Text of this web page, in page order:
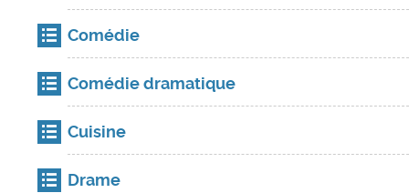
Comédie
Comédie dramatique
Cuisine
Drame